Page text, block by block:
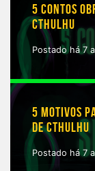
5 CONTOS
CTHULHU
Postado há 7
5 MOTIVOS
DE CTHULHU
Postado há 7